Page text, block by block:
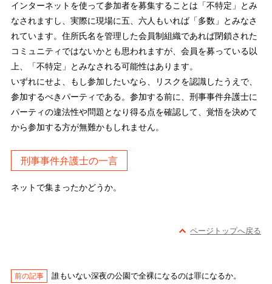
インターネットを使って参加者を募集することは「不特定」とみ
なされますし、実際に現場に五、六人もいれば「多数」とみなさ
れています。住所氏名を管理した会員制組織であれば閉鎖された
コミュニティではないかとも思われますが、会員を募っている以
上、「不特定」とみなされる可能性はあります。
いずれにせよ、もし参加したいなら、リスクを認識したうえで、
参加するべきパーティである。参加する前に、刑事事件弁護士に
パーティの違法性や問題となり得る点を確認して、覚悟を決めて
から参加する方が無難かもしれません。
刑事事件弁護士の一言
ネットで集まったかどうか。
ページトップへ戻る
誰もいない深夜の公園で全裸になるのは罪になるか。